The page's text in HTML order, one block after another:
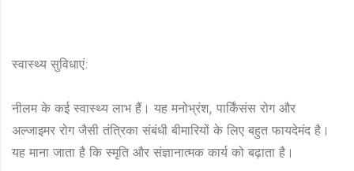
स्वास्थ्य सुविधाएं:
नीलम के कई स्वास्थ्य लाभ हैं। यह मनोभ्रंश, पार्किंसंस रोग और
अल्जाइमर रोग जैसी तंत्रिका संबंधी बीमारियों के लिए बहुत फायदेमंद है।
यह माना जाता है कि स्मृति और संज्ञानात्मक कार्य को बढ़ाता है।